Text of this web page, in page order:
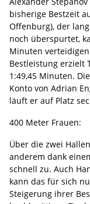
bisherige Bestzeit
Offenburg), der
noch überspurtet,
Minuten
Bestleistung erzielt
1:49,45 Minuten.
Konto von Adrian
läuft er auf Platz
400 Meter Frauen:
Über die zwei
anderem dank
schnell zu. Auch
kann das für sich
Steigerung ihrer